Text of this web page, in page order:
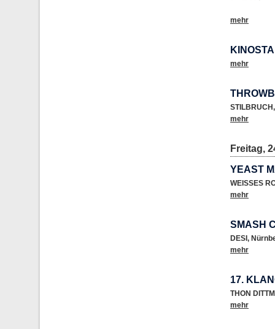
mehr
mehr
STILBRUCH,
mehr
Freitag,
YEAST
WEISSES
mehr
SMASH
DESI ,
mehr
17.
THON
mehr